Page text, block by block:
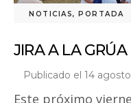
NOTICIAS, PORTADA
JIRA A LA GRÚA
Publicado el 14
Este próximo